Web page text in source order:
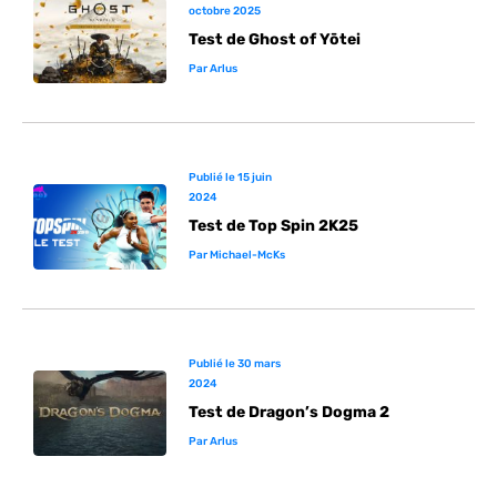
octobre 2025
Test de Ghost of Yōtei
ParArlus
Publié le15 juin
2024
Test de Top Spin 2K25
ParMichael-McKs
Publié le30 mars
2024
Test de Dragon’s Dogma 2
ParArlus